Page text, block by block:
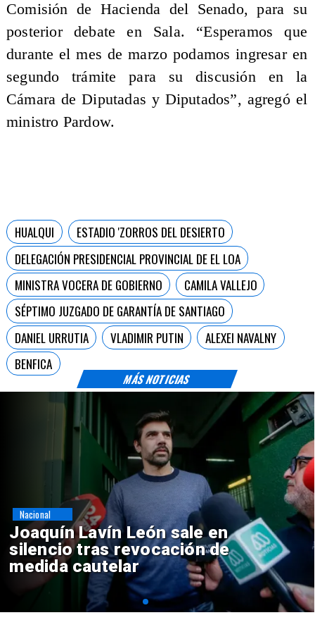
MÁS NOTICIAS
Comisión de Hacienda del Senado, para su
posterior debate en Sala. “Esperamos que
durante el mes de marzo podamos ingresar en
segundo trámite para su discusión en la
Cámara de Diputadas y Diputados”, agregó el
ministro Pardow.
HUALQUI
ESTADIO 'ZORROS DEL DESIERTO
DELEGACIÓN PRESIDENCIAL PROVINCIAL DE EL LOA
MINISTRA VOCERA DE GOBIERNO
CAMILA VALLEJO
SÉPTIMO JUZGADO DE GARANTÍA DE SANTIAGO
DANIEL URRUTIA
VLADIMIR PUTIN
ALEXEI NAVALNY
BENFICA
Chile y Venezuela formalizan
reinicio de relaciones
consulares
Nacional